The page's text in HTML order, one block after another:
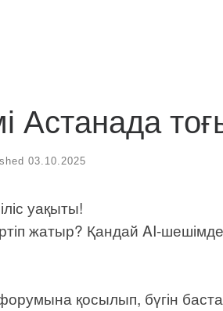
Астанада
03.10.2025
уақыты!
жатыр? Қандай AI-
қосылып, бүгін